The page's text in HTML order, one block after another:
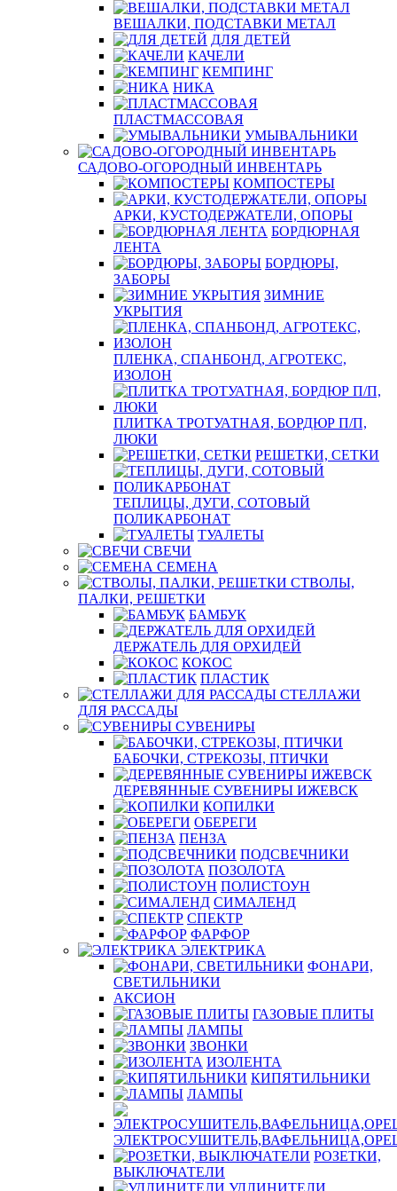
ВЕШАЛКИ, ПОДСТАВКИ МЕТАЛ
ДЛЯ ДЕТЕЙ
КАЧЕЛИ
КЕМПИНГ
НИКА
ПЛАСТМАССОВАЯ
УМЫВАЛЬНИКИ
САДОВО-ОГОРОДНЫЙ ИНВЕНТАРЬ
КОМПОСТЕРЫ
АРКИ, КУСТОДЕРЖАТЕЛИ, ОПОРЫ
БОРДЮРНАЯ
ЛЕНТА
БОРДЮРЫ,
ЗАБОРЫ
ЗИМНИЕ
УКРЫТИЯ
ПЛЕНКА, СПАНБОНД, АГРОТЕКС,
ИЗОЛОН
ПЛИТКА ТРОТУАТНАЯ, БОРДЮР П/П,
ЛЮКИ
РЕШЕТКИ, СЕТКИ
ТЕПЛИЦЫ, ДУГИ, СОТОВЫЙ
ПОЛИКАРБОНАТ
ТУАЛЕТЫ
СВЕЧИ
СЕМЕНА
СТВОЛЫ,
ПАЛКИ, РЕШЕТКИ
БАМБУК
ДЕРЖАТЕЛЬ ДЛЯ ОРХИДЕЙ
КОКОС
ПЛАСТИК
СТЕЛЛАЖИ
ДЛЯ РАССАДЫ
СУВЕНИРЫ
БАБОЧКИ, СТРЕКОЗЫ, ПТИЧКИ
ДЕРЕВЯННЫЕ СУВЕНИРЫ ИЖЕВСК
КОПИЛКИ
ОБЕРЕГИ
ПЕНЗА
ПОДСВЕЧНИКИ
ПОЗОЛОТА
ПОЛИСТОУН
СИМАЛЕНД
СПЕКТР
ФАРФОР
ЭЛЕКТРИКА
ФОНАРИ,
СВЕТИЛЬНИКИ
АКСИОН
ГАЗОВЫЕ ПЛИТЫ
ЛАМПЫ
ЗВОНКИ
ИЗОЛЕНТА
КИПЯТИЛЬНИКИ
ЛАМПЫ
РОЗЕТКИ,
ВЫКЛЮЧАТЕЛИ
УДЛИНИТЕЛИ